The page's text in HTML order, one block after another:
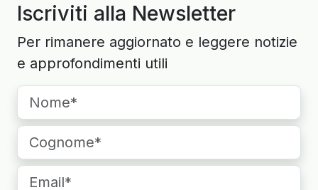
Iscriviti alla Newsletter
Per rimanere aggiornato e leggere notizie
e approfondimenti utili